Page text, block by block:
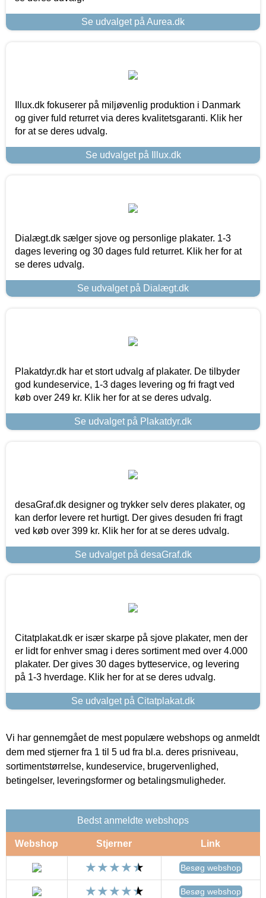
Se udvalget på Aurea.dk
Illux.dk fokuserer på miljøvenlig produktion i Danmark
og giver fuld returret via deres kvalitetsgaranti. Klik her
for at se deres udvalg.
Se udvalget på Illux.dk
Dialægt.dk sælger sjove og personlige plakater. 1-3
dages levering og 30 dages fuld returret. Klik her for at
se deres udvalg.
Se udvalget på Dialægt.dk
Plakatdyr.dk har et stort udvalg af plakater. De tilbyder
god kundeservice, 1-3 dages levering og fri fragt ved
køb over 249 kr. Klik her for at se deres udvalg.
Se udvalget på Plakatdyr.dk
desaGraf.dk designer og trykker selv deres plakater, og
kan derfor levere ret hurtigt. Der gives desuden fri fragt
ved køb over 399 kr. Klik her for at se deres udvalg.
Se udvalget på desaGraf.dk
Citatplakat.dk er især skarpe på sjove plakater, men der
er lidt for enhver smag i deres sortiment med over 4.000
plakater. Der gives 30 dages bytteservice, og levering
på 1-3 hverdage. Klik her for at se deres udvalg.
Se udvalget på Citatplakat.dk
Vi har gennemgået de mest populære webshops og anmeldt
dem med stjerner fra 1 til 5 ud fra bl.a. deres prisniveau,
sortimentstørrelse, kundeservice, brugervenlighed,
betingelser, leveringsformer og betalingsmuligheder.
Bedst anmeldte webshops
Webshop Stjerner Link
Besøg webshop
Besøg webshop